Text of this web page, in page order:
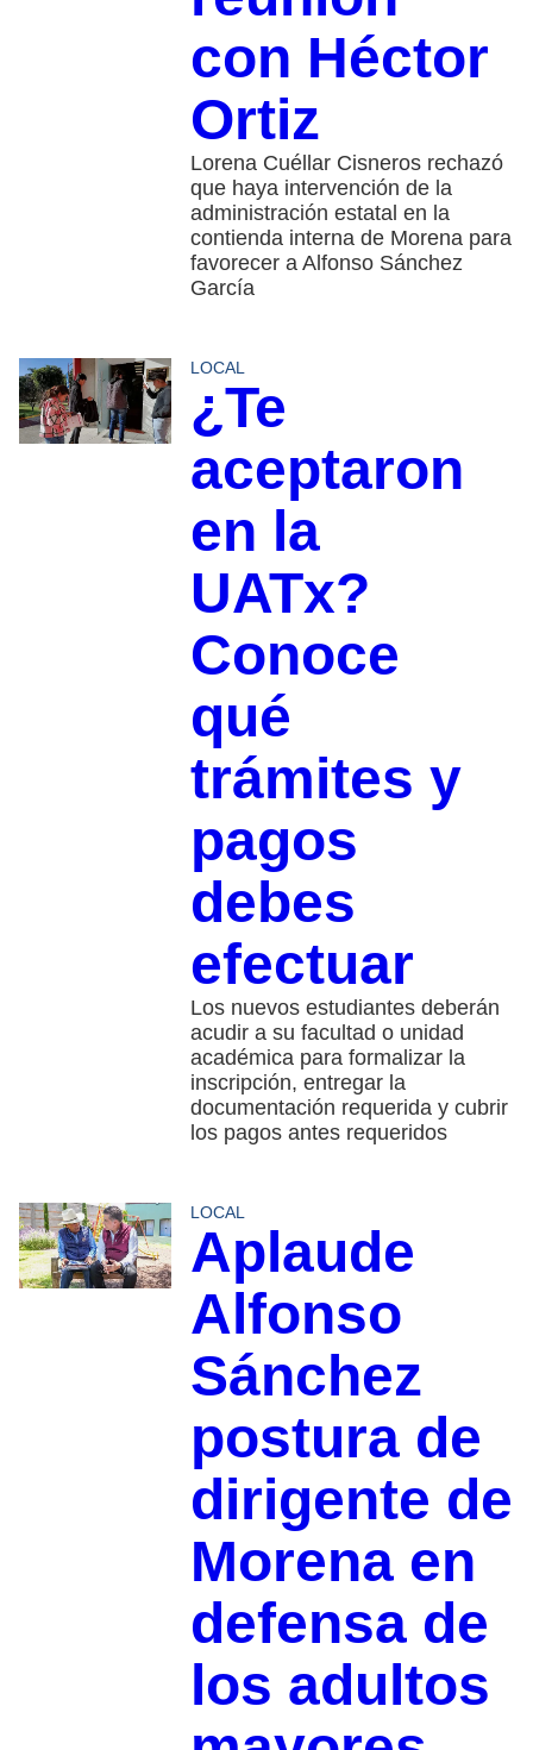
con Héctor
Ortiz
Lorena Cuéllar Cisneros rechazó
que haya intervención de la
administración estatal en la
contienda interna de Morena para
favorecer a Alfonso Sánchez
García
LOCAL
¿Te
aceptaron
en la
UATx?
Conoce
qué
trámites y
pagos
debes
efectuar
Los nuevos estudiantes deberán
acudir a su facultad o unidad
académica para formalizar la
inscripción, entregar la
documentación requerida y cubrir
los pagos antes requeridos
LOCAL
Aplaude
Alfonso
Sánchez
postura de
dirigente de
Morena en
defensa de
los adultos